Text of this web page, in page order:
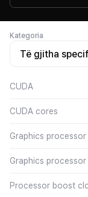
Kategoria
Të gjitha
CUDA
CUDA cores
Graphics processor
Graphics processor
Processor boost